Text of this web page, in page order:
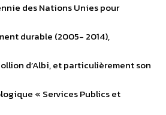
des Nations Unies pour
durable (2005- 2014),
d’Albi, et particulièrement son
« Services Publics et